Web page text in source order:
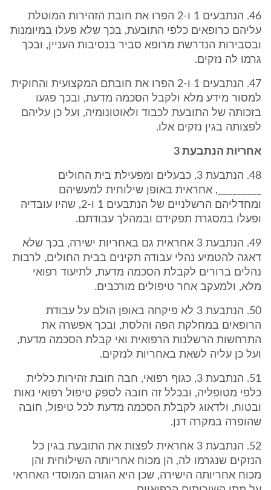
46. הנתבעים 1 ו-2 הפרו את חובת הזהירות המוטלת
עליהם כרופאים כלפי התובעת, בכך שלא פעלו במיומנות
ובסבירות הנדרשת מרופא סביר בנסיבות העניין, ובכך
גרמו לה נזקים.
47. הנתבעים 1 ו-2 הפרו את חובתם המקצועית והחוקית
למסור מידע מלא ולקבל הסכמה מדעת, ובכך פגעו
בזכותה של התובעת לכבוד ולאוטונומיה, ועל כן עליהם
לפצותה בגין נזקים אלו.
אחריות הנתבעת 3
48. הנתבעת 3, כבעלים ומפעילת בית החולים
_________, אחראית באופן שילוחית למעשיהם
ומחדליהם הרשלניים של הנתבעים 1 ו-2, שהיו עובדיה
ופעלו במסגרת תפקידם ובמהלך עבודתם.
49. הנתבעת 3 אחראית גם באחריות ישירה, בכך שלא
דאגה להטמיע נהלי עבודה תקינים בבית החולים, לרבות
נהלים ברורים לקבלת הסכמה מדעת, לתיעוד רפואי
מלא, ולמעקב אחר טיפולים מורכבים.
50. הנתבעת 3 לא פיקחה באופן הולם על עבודת
הרופאים במחלקת הפה והלסת, ובכך אפשרה את
התרחשות הרשלנות הרפואית ואי קבלת הסכמה מדעת,
ועל כן עליה לשאת באחריות לנזקים.
51. הנתבעת 3, כגוף רפואי, חבה חובת זהירות כללית
כלפי מטופליה, ובכלל זה חובה לספק טיפול רפואי נאות
ובטוח, ולדאוג לקבלת הסכמה מדעת לכל טיפול, חובה
שהופרה במקרה דנן.
52. הנתבעת 3 אחראית לפצות את התובעת בגין כל
הנזקים שנגרמו לה, הן מכוח אחריותה השילוחית והן
מכוח אחריותה הישירה, שכן היא הגורם המוסדי האחראי